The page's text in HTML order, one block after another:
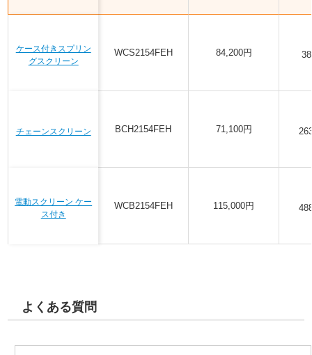
ケース付きスプリン
グスクリーン
チェーンスクリーン
電動スクリーン ケー
ス付き
WCS2154FEH
BCH2154FEH
WCB2154FEH
84,200円
71,100円
115,000円
よくある質問